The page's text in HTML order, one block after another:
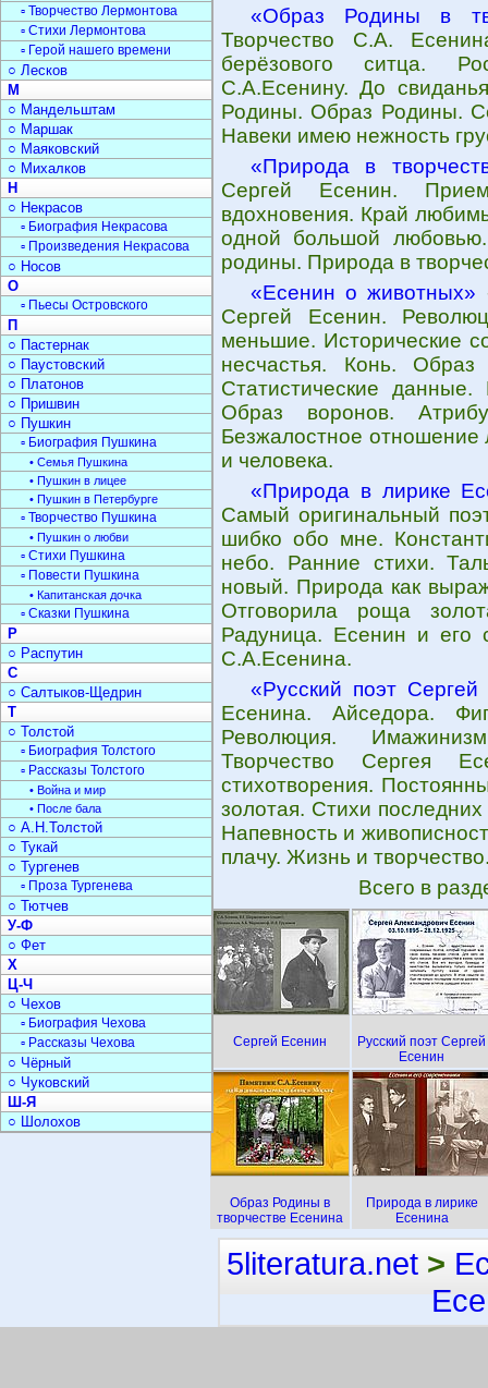
«Образ Родины в
Творчество С.А.
берёзового ситца.
С.А.Есенину. До
Родины. Образ Родины.
Навеки имею нежность
«Природа в
Сергей Есенин.
вдохновения. Край
одной большой
родины. Природа в
«Есенин о животных»
Сергей Есенин.
меньшие. Исторические
несчастья. Конь.
Статистические
Образ воронов.
Безжалостное
и человека.
«Природа в лирике
Самый оригинальный
шибко обо мне.
небо. Ранние стихи.
новый. Природа как
Отговорила роща
Радуница. Есенин и его
С.А.Есенина.
«Русский поэт
Есенина. Айседора.
Революция.
Творчество Сергея
стихотворения.
золотая. Стихи
Напевность и
плачу. Жизнь и
Всего в
Сергей Есенин
Русский поэт Сергей
Есенин
Образ Родины в
творчестве Есенина
Природа в лирике
Есенина
▫ Творчество Лермонтова
▫ Стихи Лермонтова
▫ Герой нашего времени
○ Лесков
М
○ Мандельштам
○ Маршак
○ Маяковский
○ Михалков
Н
○ Некрасов
▫ Биография Некрасова
▫ Произведения Некрасова
○ Носов
О
▫ Пьесы Островского
П
○ Пастернак
○ Паустовский
○ Платонов
○ Пришвин
○ Пушкин
▫ Биография Пушкина
• Семья Пушкина
• Пушкин в лицее
• Пушкин в Петербурге
▫ Творчество Пушкина
• Пушкин о любви
▫ Стихи Пушкина
▫ Повести Пушкина
• Капитанская дочка
▫ Сказки Пушкина
Р
○ Распутин
С
○ Салтыков-Щедрин
Т
○ Толстой
▫ Биография Толстого
▫ Рассказы Толстого
• Война и мир
• После бала
○ А.Н.Толстой
○ Тукай
○ Тургенев
▫ Проза Тургенева
○ Тютчев
У-Ф
○ Фет
Х
Ц-Ч
○ Чехов
▫ Биография Чехова
▫ Рассказы Чехова
○ Чёрный
○ Чуковский
Ш-Я
○ Шолохов
5literatura.net >